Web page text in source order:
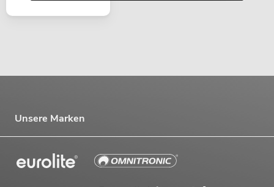
Unsere Marken